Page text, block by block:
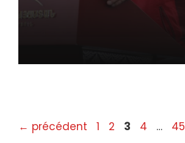
← précédent Page
1 Page
2 Page
3 Page
4 … 45